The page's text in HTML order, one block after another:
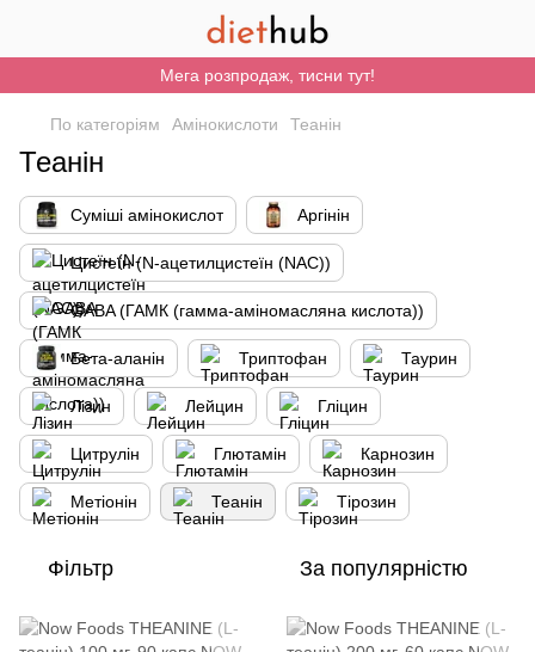
Мега розпродаж, тисни тут!
По категоріям Амінокислоти Теанін
Теанін
Суміші амінокислот Аргінін
Цистеїн (N-ацетилцистеїн (NAC))
GABA (ГАМК (гамма-аміномасляна кислота))
Бета-аланін Триптофан Таурин
Лізин Лейцин Гліцин
Цитрулін Глютамін Карнозин
Метіонін Теанін Тірозин
Фільтр За популярністю